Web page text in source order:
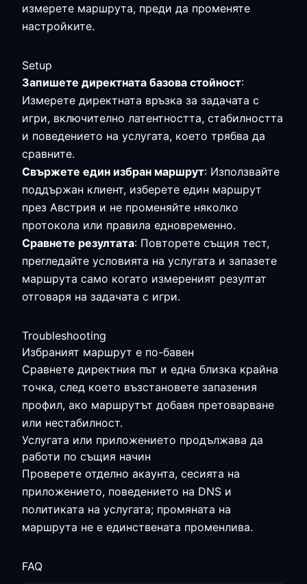
измерете маршрута, преди да променяте
настройките.
Setup
Запишете директната базова стойност:
Измерете директната връзка за задачата с
игри, включително латентността, стабилността
и поведението на услугата, което трябва да
сравните.
Свържете един избран маршрут: Използвайте
поддържан клиент, изберете един маршрут
през Австрия и не променяйте няколко
протокола или правила едновременно.
Сравнете резултата: Повторете същия тест,
прегледайте условията на услугата и запазете
маршрута само когато измереният резултат
отговаря на задачата с игри.
Troubleshooting
Избраният маршрут е по-бавен
Сравнете директния път и една близка крайна
точка, след което възстановете запазения
профил, ако маршрутът добавя претоварване
или нестабилност.
Услугата или приложението продължава да
работи по същия начин
Проверете отделно акаунта, сесията на
приложението, поведението на DNS и
политиката на услугата; промяната на
маршрута не е единствената променлива.
FAQ